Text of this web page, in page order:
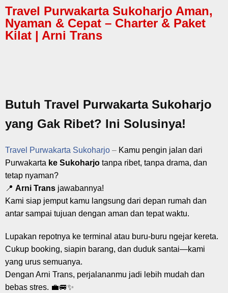
Travel Purwakarta Sukoharjo Aman,
Nyaman & Cepat – Charter & Paket
Kilat | Arni Trans
Butuh Travel Purwakarta Sukoharjo
yang Gak Ribet? Ini Solusinya!
Travel Purwakarta Sukoharjo – Kamu pengin jalan dari
Purwakarta ke Sukoharjo tanpa ribet, tanpa drama, dan
tetap nyaman?
📍 Arni Trans jawabannya!
Kami siap jemput kamu langsung dari depan rumah dan
antar sampai tujuan dengan aman dan tepat waktu.
Lupakan repotnya ke terminal atau buru-buru ngejar kereta.
Cukup booking, siapin barang, dan duduk santai—kami
yang urus semuanya.
Dengan Arni Trans, perjalananmu jadi lebih mudah dan
bebas stres. 💼🚐✨